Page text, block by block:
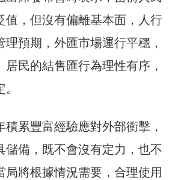
值，但沒有偏離基本面，人行
預期，外匯市場運行平穩，
民的結售匯行為理性有序，
累豐富經驗應對外部衝擊，
儲備，既不會沒有定力，也不
局將根據情況需要，合理使用